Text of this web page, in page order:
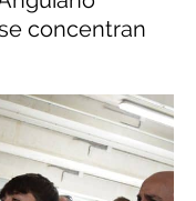
concentran